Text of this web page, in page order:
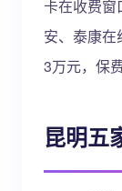
卡在收费窗
安、泰康
3万元，保
昆明五